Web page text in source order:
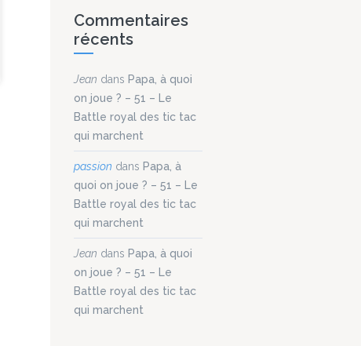
Commentaires
récents
Jean dans Papa, à quoi
on joue ? – 51 – Le
Battle royal des tic tac
qui marchent
passion dans Papa, à
quoi on joue ? – 51 – Le
Battle royal des tic tac
qui marchent
Jean dans Papa, à quoi
on joue ? – 51 – Le
Battle royal des tic tac
qui marchent